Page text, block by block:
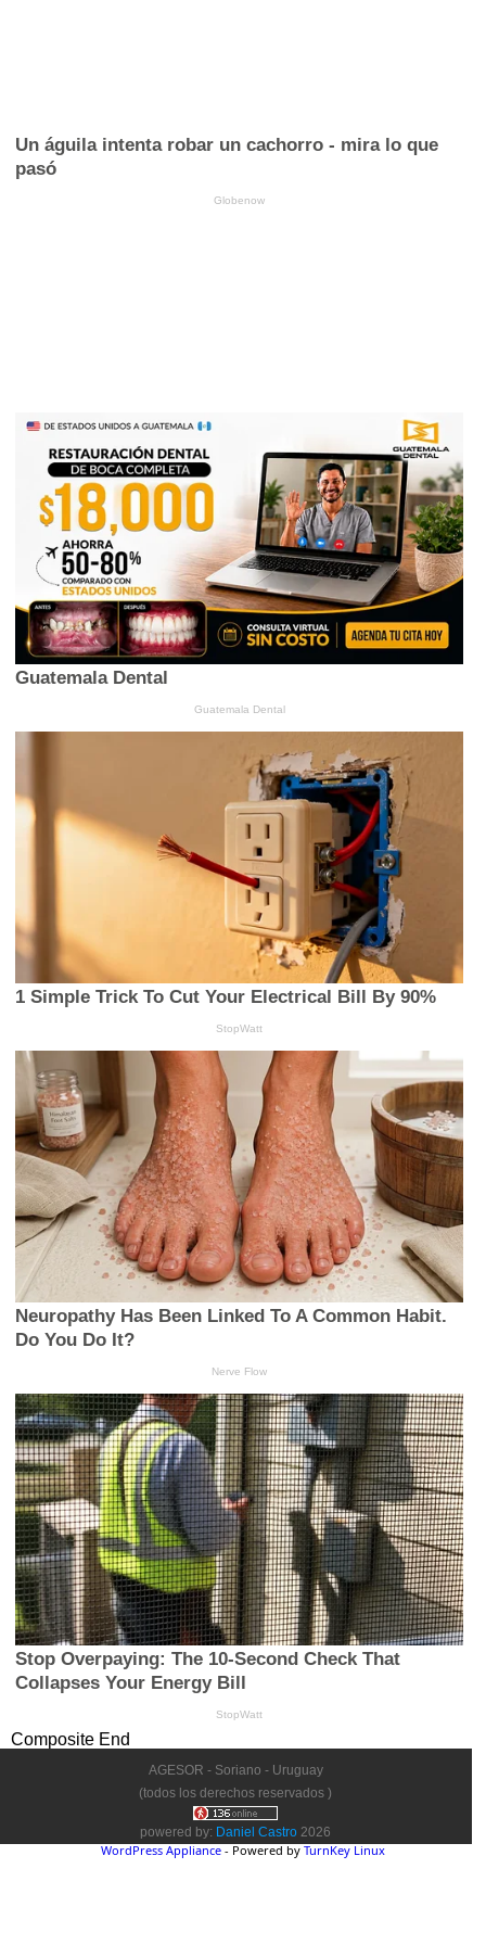
Composite End
AGESOR - Soriano - Uruguay
(todos los derechos reservados )
powered by: Daniel Castro 2026
WordPress Appliance - Powered by TurnKey Linux